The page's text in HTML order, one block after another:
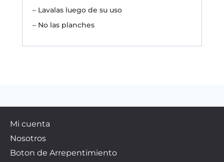
– Lavalas luego de su uso
– No las planches
Mi cuenta
Nosotros
Boton de Arrepentimiento